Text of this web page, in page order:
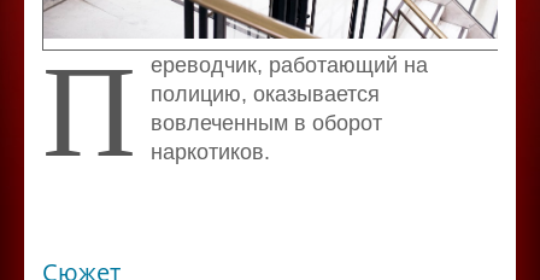
П ереводчик, работающий на
полицию, оказывается
вовлеченным в оборот
наркотиков.
Сюжет